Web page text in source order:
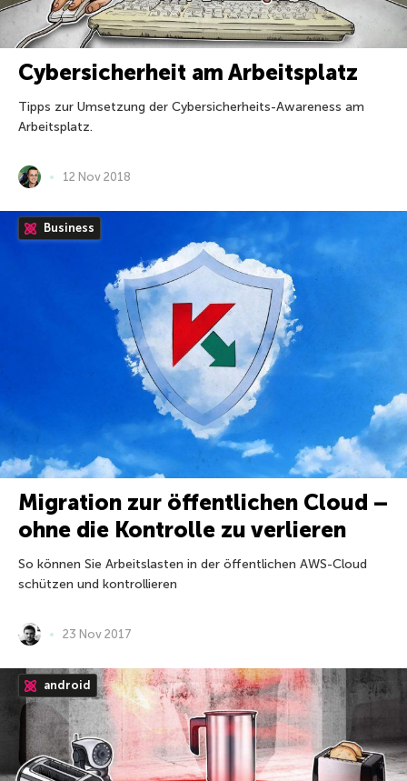
Cybersicherheit am Arbeitsplatz
Tipps zur Umsetzung der Cybersicherheits-Awareness am
Arbeitsplatz.
12 Nov 2018
Business
Migration zur öffentlichen Cloud –
ohne die Kontrolle zu verlieren
So können Sie Arbeitslasten in der öffentlichen AWS-Cloud
schützen und kontrollieren
23 Nov 2017
android